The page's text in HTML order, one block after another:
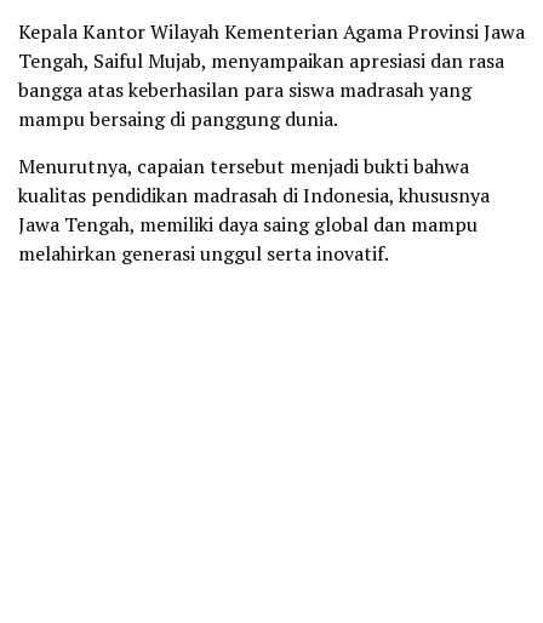
Kepala Kantor Wilayah Kementerian Agama Provinsi Jawa
Tengah, Saiful Mujab, menyampaikan apresiasi dan rasa
bangga atas keberhasilan para siswa madrasah yang
mampu bersaing di panggung dunia.
Menurutnya, capaian tersebut menjadi bukti bahwa
kualitas pendidikan madrasah di Indonesia, khususnya
Jawa Tengah, memiliki daya saing global dan mampu
melahirkan generasi unggul serta inovatif.